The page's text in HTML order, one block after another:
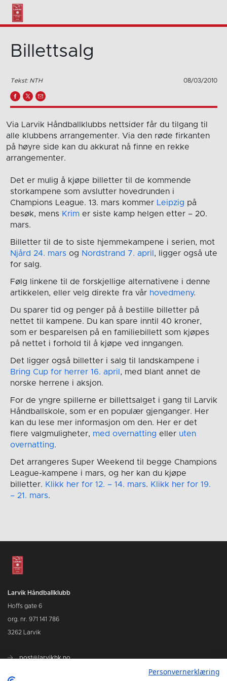
Billettsalg
Tekst: NTH 08/03/2010
Via Larvik Håndballklubbs nettsider får du tilgang til
alle klubbens arrangementer. Via den røde firkanten
på høyre side kan du akkurat nå finne en rekke
arrangementer.
Det er mulig å kjøpe billetter til de kommende
storkampene som avslutter hovedrunden i
Champions League. 13. mars kommer Leipzig på
besøk, mens Krim er siste kamp helgen etter – 20.
mars.
Billetter til de to siste hjemmekampene i serien, mot
Njård 24. mars og Nordstrand 7. april, ligger også ute
for salg.
Følg linkene til de forskjellige alternativene i denne
artikkelen, eller velg direkte fra vår hovedmeny.
Du sparer tid og penger på å bestille billetter på
nettet til kampene. Du kan spare inntil 40 kroner,
som er besparelsen på en familiebillett som kjøpes
på nettet i forhold til å kjøpe ved inngangen.
Det ligger også billetter i salg til landskampene i
Bring Cup for herrer 16. april, med blant annet de
norske herrene i aksjon.
For de yngre spillerne er billettsalget i gang til Larvik
Håndballskole, som er en populær gjenganger. Her
kan du lese mer informasjon om den. Her er det
flere valgmuligheter, med overnatting eller uten
overnatting.
Det arrangeres Super Weekend til begge Champions
League-kampene i mars, og her kan du kjøpe
billetter. Klikk her for 12. – 14. mars. Klikk her for 19.
– 21. mars.
Larvik Håndballklubb
Hoffs gate 6
org. nr. 971 141 786
3262 Larvik
post@larvikhk.no
Personvernerklæring